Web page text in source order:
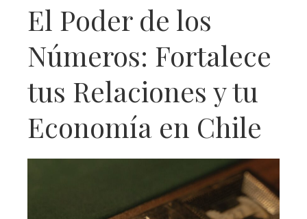
El Poder de los
Números: Fortalece
tus Relaciones y tu
Economía en Chile